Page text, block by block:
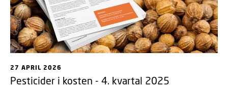
27 APRIL 2026
Pesticider i kosten - 4. kvartal 2025